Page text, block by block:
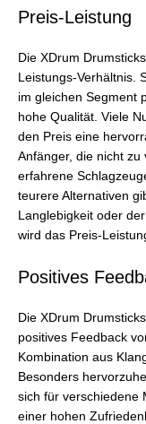
Preis-Leistung
Die XDrum
Leistungs-Verhältnis.
im gleichen Segment
hohe Qualität. Viele
den Preis eine
Anfänger, die nicht zu
erfahrene
teurere Alternativen
Langlebigkeit oder
wird das Preis-
Positives
Die XDrum
positives Feedback
Kombination aus
Besonders
sich für verschiedene
einer hohen